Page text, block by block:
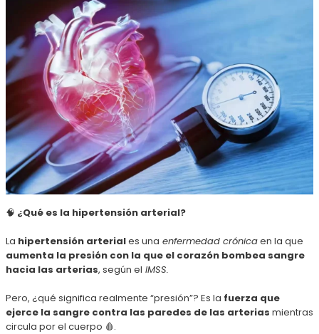
🧠 ¿Qué es la hipertensión arterial?
La hipertensión arteriales una enfermedad crónicaen la que
aumenta la presión con la que el corazón bombea sangre
hacia las arterias, según el IMSS.
Pero, ¿qué significa realmente “presión”? Es la fuerza que
ejerce la sangre contra las paredes de las arterias mientras
circula por el cuerpo 🩸.